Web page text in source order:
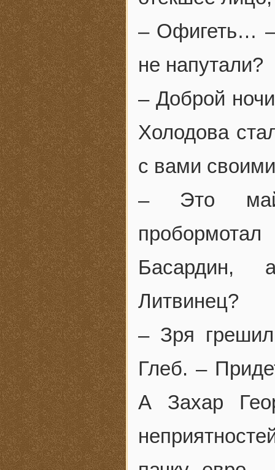
– Офигеть…
не напутали?
– Доброй
Холодова
с вами
– Это
Басардин,
Литвинец?
– Зря
Глеб. –
А Захар